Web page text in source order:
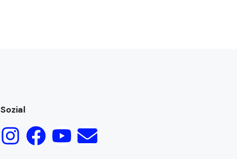
Sozial